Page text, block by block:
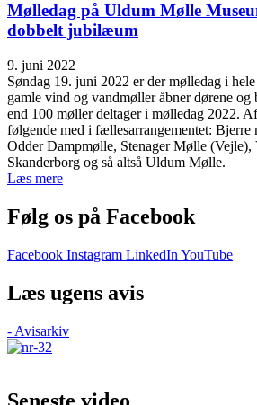
Mølledag på Uldum Mølle
dobbelt jubilæum
9. juni 2022
Søndag 19. juni 2022 er der mølledag i
gamle vind og vandmøller åbner dørene
end 100 møller deltager i mølledag 2022.
følgende med i fællesarrangementet:
Odder Dampmølle, Stenager Mølle (Vejle),
Skanderborg og så altså Uldum Mølle.
Læs mere
Følg os på Facebook
Facebook Instagram LinkedIn YouTube
Læs ugens avis
- Avisarkiv